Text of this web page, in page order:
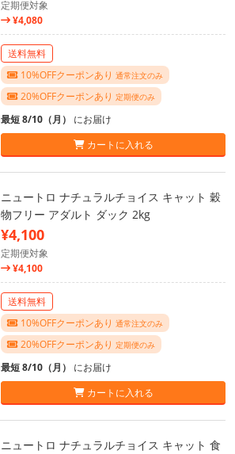
定期便対象
¥4,080
送料無料
10%OFFクーポンあり 通常注文のみ
20%OFFクーポンあり 定期便のみ
最短 8/10（月） にお届け
カートに入れる
ニュートロ ナチュラルチョイス キャット 穀
物フリー アダルト ダック 2kg
¥4,100
定期便対象
¥4,100
送料無料
10%OFFクーポンあり 通常注文のみ
20%OFFクーポンあり 定期便のみ
最短 8/10（月） にお届け
カートに入れる
ニュートロ ナチュラルチョイス キャット 食